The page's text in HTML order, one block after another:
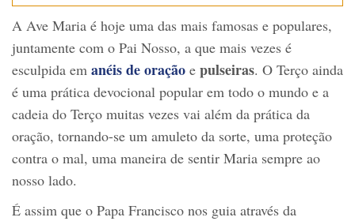
A Ave Maria é hoje uma das mais famosas e populares,
juntamente com o Pai Nosso, a que mais vezes é
esculpida em anéis de oração e pulseiras. O Terço ainda
é uma prática devocional popular em todo o mundo e a
cadeia do Terço muitas vezes vai além da prática da
oração, tornando-se um amuleto da sorte, uma proteção
contra o mal, uma maneira de sentir Maria sempre ao
nosso lado.
É assim que o Papa Francisco nos guia através da